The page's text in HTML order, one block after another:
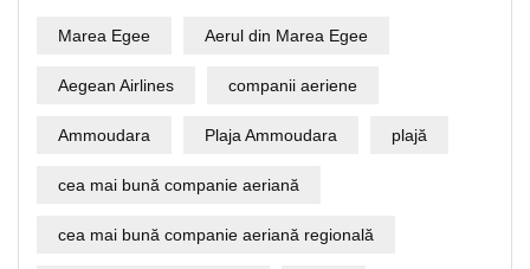
Marea Egee Aerul din Marea Egee
Aegean Airlines companii aeriene
Ammoudara Plaja Ammoudara plajă
cea mai bună companie aeriană
cea mai bună companie aeriană regională